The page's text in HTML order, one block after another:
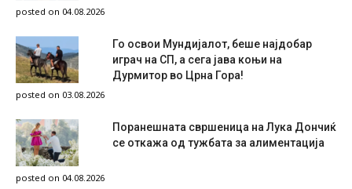
posted on 04.08.2026
Го освои Мундијалот, беше најдобар
играч на СП, а сега јава коњи на
Дурмитор во Црна Гора!
posted on 03.08.2026
Поранешната свршеница на Лука Дончиќ
се откажа од тужбата за алиментација
posted on 04.08.2026